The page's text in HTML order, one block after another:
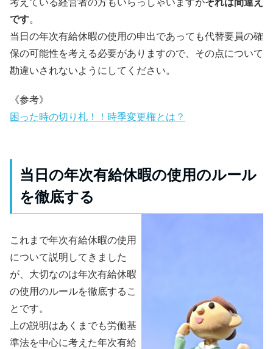
です。
当日の年次有給休暇の使用の申出であっても代替要員の確
保の可能性を考える必要がありますので、その点について
勘違いされないようにしてください。
《参考》
困った時の切り札！！時季変更権とは？
当日の年次有給休暇の使用のルール
を徹底する
これまで年次有給休暇の使用
について説明してきました
が、大切なのは年次有給休暇
の使用のルールを徹底するこ
とです。
上の説明はあくまでも労働基
準法を中心に考えた年次有給